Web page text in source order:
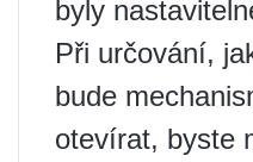
byly
Při určování,
bude
otevírat, byste